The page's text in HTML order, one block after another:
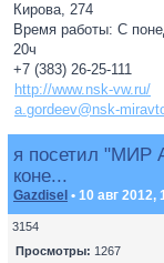
Кирова, 274
Время работы: С
20ч
+7 (383) 26-25-111
http://www.nsk-vw.ru/
a.gordeev@nsk-
я посетил "МИР
коне...
Gazdisel • 10 авг 2012,
3154
Просмотры: 1267